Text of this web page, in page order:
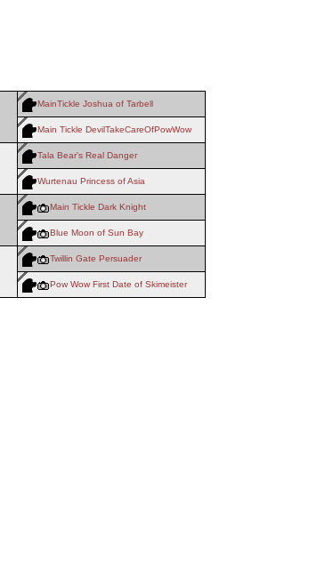
MainTickle Joshua of Tarbell
Main Tickle DevilTakeCareOfPowWow
Tala Bear's Real Danger
Wurtenau Princess of Asia
Main Tickle Dark Knight
Blue Moon of Sun Bay
Twillin Gate Persuader
Pow Wow First Date of Skimeister